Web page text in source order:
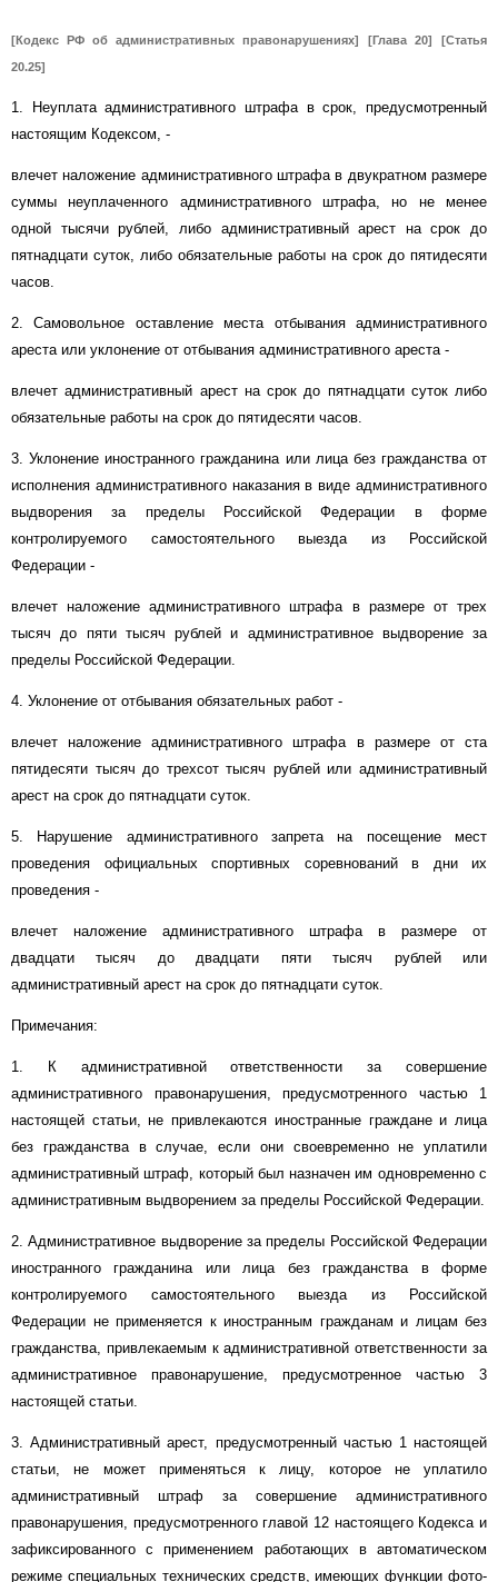
[Кодекс РФ об административных правонарушениях] [Глава 20]
[Статья
20.25]
1. Неуплата административного штрафа в срок, предусмотренный
настоящим Кодексом, -
влечет наложение административного штрафа в двукратном размере
суммы неуплаченного административного штрафа, но не менее
одной тысячи рублей, либо административный арест на срок до
пятнадцати суток, либо обязательные работы на срок до пятидесяти
часов.
2. Самовольное оставление места отбывания административного
ареста или уклонение от отбывания административного ареста -
влечет административный арест на срок до пятнадцати суток либо
обязательные работы на срок до пятидесяти часов.
3. Уклонение иностранного гражданина или лица без гражданства от
исполнения административного наказания в виде административного
выдворения за пределы Российской Федерации в форме
контролируемого самостоятельного выезда из Российской
Федерации -
влечет наложение административного штрафа в размере от трех
тысяч до пяти тысяч рублей и административное выдворение за
пределы Российской Федерации.
4. Уклонение от отбывания обязательных работ -
влечет наложение административного штрафа в размере от ста
пятидесяти тысяч до трехсот тысяч рублей или административный
арест на срок до пятнадцати суток.
5. Нарушение административного запрета на посещение мест
проведения официальных спортивных соревнований в дни их
проведения -
влечет наложение административного штрафа в размере от
двадцати тысяч до двадцати пяти тысяч рублей или
административный арест на срок до пятнадцати суток.
Примечания:
1. К административной ответственности за совершение
административного правонарушения, предусмотренного частью 1
настоящей статьи, не привлекаются иностранные граждане и лица
без гражданства в случае, если они своевременно не уплатили
административный штраф, который был назначен им одновременно с
административным выдворением за пределы Российской Федерации.
2. Административное выдворение за пределы Российской Федерации
иностранного гражданина или лица без гражданства в форме
контролируемого самостоятельного выезда из Российской
Федерации не применяется к иностранным гражданам и лицам без
гражданства, привлекаемым к административной ответственности за
административное правонарушение, предусмотренное частью 3
настоящей статьи.
3. Административный арест, предусмотренный частью 1 настоящей
статьи, не может применяться к лицу, которое не уплатило
административный штраф за совершение административного
правонарушения, предусмотренного главой 12 настоящего Кодекса и
зафиксированного с применением работающих в автоматическом
режиме специальных технических средств, имеющих функции фото-